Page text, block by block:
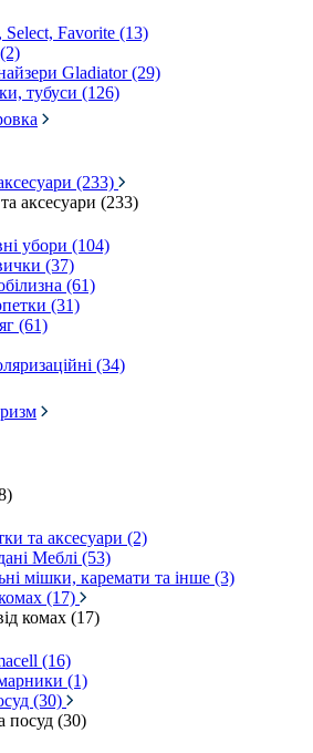
Select, Favorite (13)
Gladiator (29)
тубуси (126)
(233)
аксесуари (233)
убори (104)
(37)
(61)
(31)
(61)
(34)
та аксесуари (2)
Меблі (53)
мішки, каремати та інше (3)
(17)
комах (17)
(16)
(1)
(30)
посуд (30)